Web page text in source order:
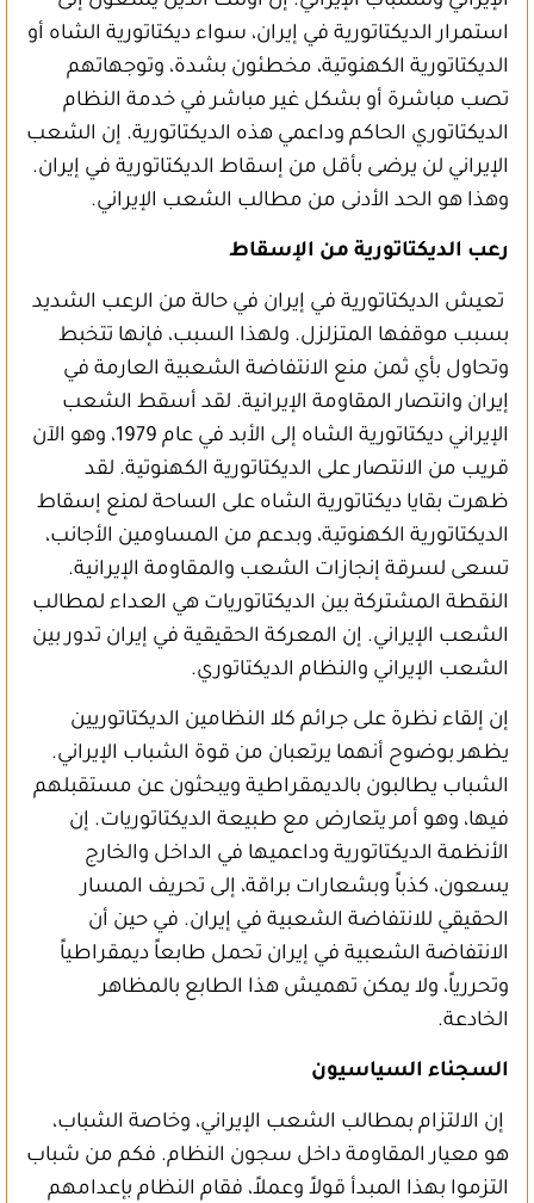
استمرار الديكتاتورية في إيران، سواء ديكتاتورية الشاه أو
الديكتاتورية الكهنوتية، مخطئون بشدة، وتوجهاتهم
تصب مباشرة أو بشكل غير مباشر في خدمة النظام
الديكتاتوري الحاكم وداعمي هذه الديكتاتورية. إن الشعب
الإيراني لن يرضى بأقل من إسقاط الديكتاتورية في إيران.
وهذا هو الحد الأدنى من مطالب الشعب الإيراني.
رعب الديكتاتورية من الإسقاط
تعيش الديكتاتورية في إيران في حالة من الرعب الشديد
بسبب موقفها المتزلزل. ولهذا السبب، فإنها تتخبط
وتحاول بأي ثمن منع الانتفاضة الشعبية العارمة في
إيران وانتصار المقاومة الإيرانية. لقد أسقط الشعب
الإيراني ديكتاتورية الشاه إلى الأبد في عام 1979، وهو الآن
قريب من الانتصار على الديكتاتورية الكهنوتية. لقد
ظهرت بقايا ديكتاتورية الشاه على الساحة لمنع إسقاط
الديكتاتورية الكهنوتية، وبدعم من المساومين الأجانب،
تسعى لسرقة إنجازات الشعب والمقاومة الإيرانية.
النقطة المشتركة بين الديكتاتوريات هي العداء لمطالب
الشعب الإيراني. إن المعركة الحقيقية في إيران تدور بين
الشعب الإيراني والنظام الديكتاتوري.
إن إلقاء نظرة على جرائم كلا النظامين الديكتاتوريين
يظهر بوضوح أنهما يرتعبان من قوة الشباب الإيراني.
الشباب يطالبون بالديمقراطية ويبحثون عن مستقبلهم
فيها، وهو أمر يتعارض مع طبيعة الديكتاتوريات. إن
الأنظمة الديكتاتورية وداعميها في الداخل والخارج
يسعون، كذباً وبشعارات براقة، إلى تحريف المسار
الحقيقي للانتفاضة الشعبية في إيران. في حين أن
الانتفاضة الشعبية في إيران تحمل طابعاً ديمقراطياً
وتحررياً، ولا يمكن تهميش هذا الطابع بالمظاهر
الخادعة.
السجناء السياسيون
إن الالتزام بمطالب الشعب الإيراني، وخاصة الشباب،
هو معيار المقاومة داخل سجون النظام. فكم من شباب
التزموا بهذا المبدأ قولاً وعملاً، فقام النظام بإعدامهم